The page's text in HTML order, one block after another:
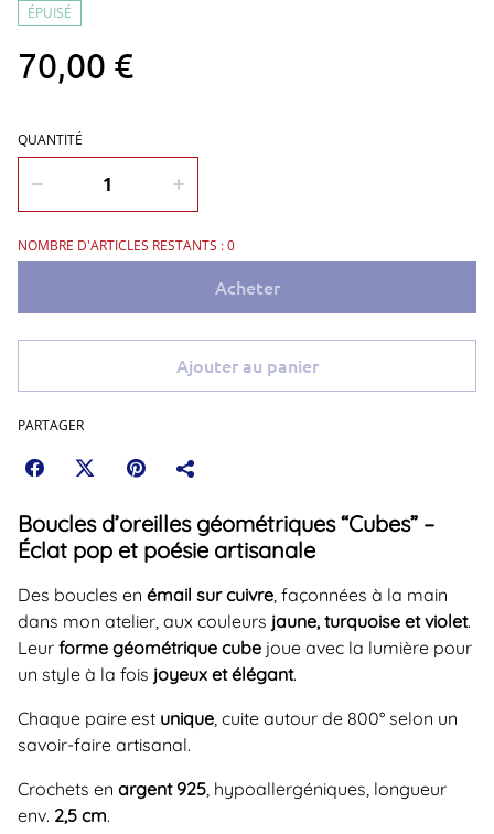
ÉPUISÉ
70,00 €
QUANTITÉ
NOMBRE D'ARTICLES RESTANTS : 0
Acheter
Ajouter au panier
PARTAGER
Boucles d’oreilles géométriques “Cubes” –
Éclat pop et poésie artisanale
Des boucles en émail sur cuivre, façonnées à la main
dans mon atelier, aux couleurs jaune, turquoise et violet.
Leur forme géométrique cube joue avec la lumière pour
un style à la fois joyeux et élégant.
Chaque paire est unique, cuite autour de 800° selon un
savoir-faire artisanal.
Crochets en argent 925, hypoallergéniques, longueur
env. 2,5 cm.